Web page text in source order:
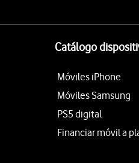
Catálogo
Móviles iPhone
Móviles Samsung
PS5 digital
Financiar móvil a